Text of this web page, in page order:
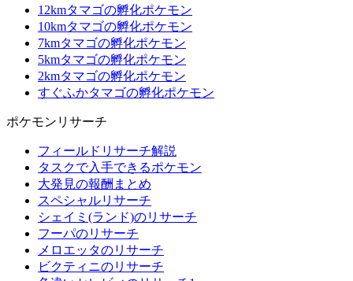
12kmタマゴの孵化ポケモン
10kmタマゴの孵化ポケモン
7kmタマゴの孵化ポケモン
5kmタマゴの孵化ポケモン
2kmタマゴの孵化ポケモン
すぐふかタマゴの孵化ポケモン
ポケモンリサーチ
フィールドリサーチ解説
タスクで入手できるポケモン
大発見の報酬まとめ
スペシャルリサーチ
シェイミ(ランド)のリサーチ
フーパのリサーチ
メロエッタのリサーチ
ビクティニのリサーチ